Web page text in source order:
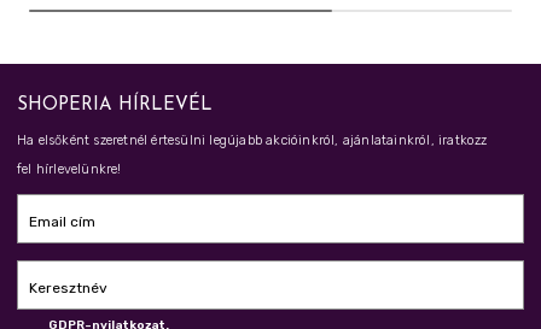
SHOPERIA HÍRLEVÉL
Ha elsőként szeretnél értesülni legújabb akcióinkról, ajánlatainkról, iratkozz
fel hírlevelünkre!
Email cím
Keresztnév
GDPR-nyilatkozat.